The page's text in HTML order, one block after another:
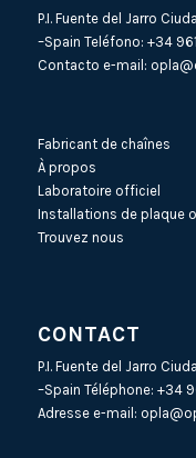
P.I. Fuente del Jarro
–Spain Teléfono: +34
Contacto e-mail:
Fabricant de chaînes
À propos
Laboratoire officiel
Installations de plaque
Trouvez nous
CONTACT
P.I. Fuente del Jarro
–Spain Téléphone: +34
Adresse e-mail: